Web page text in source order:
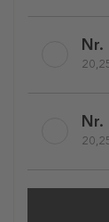
Nr.
Nr.